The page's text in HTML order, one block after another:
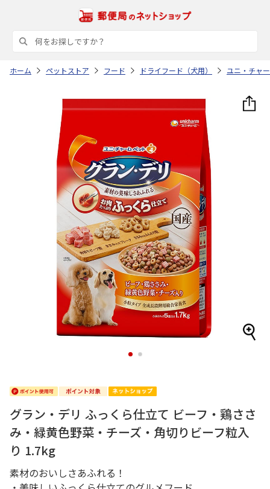
ホーム ペットストア フード ドライフード（犬用） ユニ・チャ
1 2
グラン・デリ ふっくら仕立て ビーフ・鶏ささ
み・緑黄色野菜・チーズ・角切りビーフ粒入
り 1.7kg
素材のおいしさあふれる！